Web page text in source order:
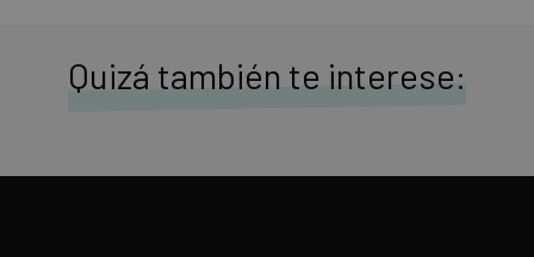
Quizá también te interese: